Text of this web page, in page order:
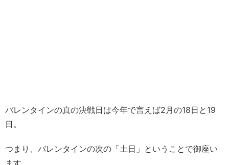
バレンタインの真の決戦日は今年で言えば2月の18日と19
日。
つまり、バレンタインの次の「土日」ということで御座い
ます。